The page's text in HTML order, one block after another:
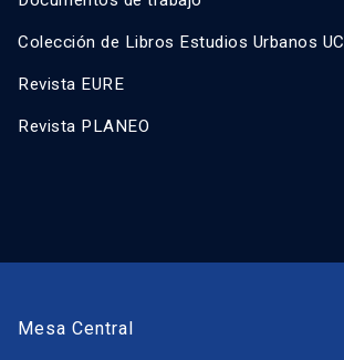
Colección de Libros Estudios Urbanos UC
Revista EURE
Revista PLANEO
Mesa Central